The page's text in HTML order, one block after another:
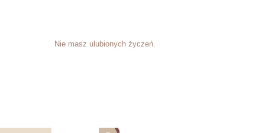
Nie masz ulubionych życzeń.